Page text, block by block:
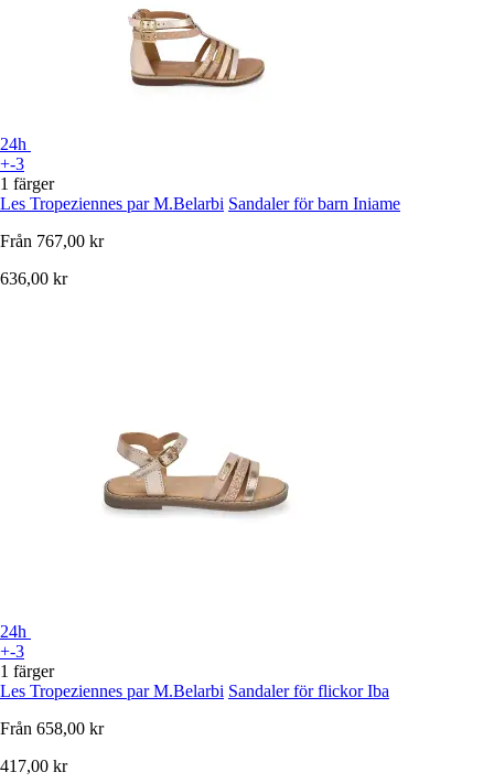
24h
+-3
1 färger
Les Tropeziennes par M.Belarbi Sandaler för barn Iniame
Från 767,00 kr
636,00 kr
24h
+-3
1 färger
Les Tropeziennes par M.Belarbi Sandaler för flickor Iba
Från 658,00 kr
417,00 kr